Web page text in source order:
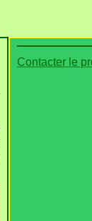
Contacter le